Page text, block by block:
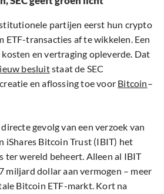
partijen eerst hun crypto
ETF-transacties af te wikkelen. Een
en vertraging opleverde. Dat
besluitstaat de SEC
en aflossing toe voor Bitcoin–
gevolg van een verzoek van
iShares Bitcoin Trust (IBIT) het
wereld beheert. Alleen al IBIT
miljard dollar aan vermogen – meer
Bitcoin ETF-markt. Kort na